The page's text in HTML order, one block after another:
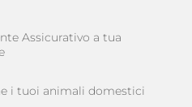
Assicurativo a tua
i tuoi animali domestici